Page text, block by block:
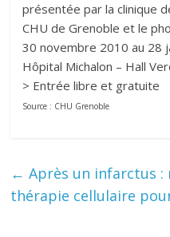
présentée par la clinique
CHU de Grenoble et le
30 novembre 2010 au 28
Hôpital Michalon – Hall
> Entrée libre et gratuite
Source : CHU Grenoble
← Après un infarctus :
thérapie cellulaire